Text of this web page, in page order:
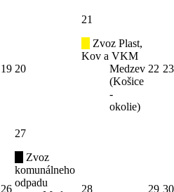
19 20
21
Zvoz Plast,
Kov a VKM
Medzev
(Košice
-
okolie)
22 23
26
27
Zvoz
komunálneho
odpadu
28 29 30